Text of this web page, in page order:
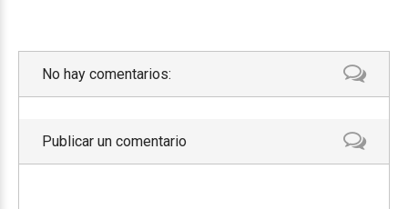
No hay comentarios:
Publicar un comentario